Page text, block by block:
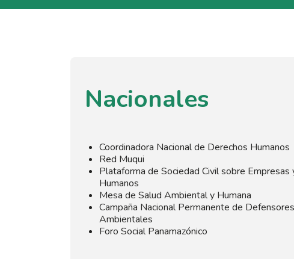
Nacionales
Coordinadora Nacional de Derechos Humanos
Red Muqui
Plataforma de Sociedad Civil sobre Empresas
Humanos
Mesa de Salud Ambiental y Humana
Campaña Nacional Permanente de
Ambientales
Foro Social Panamazónico